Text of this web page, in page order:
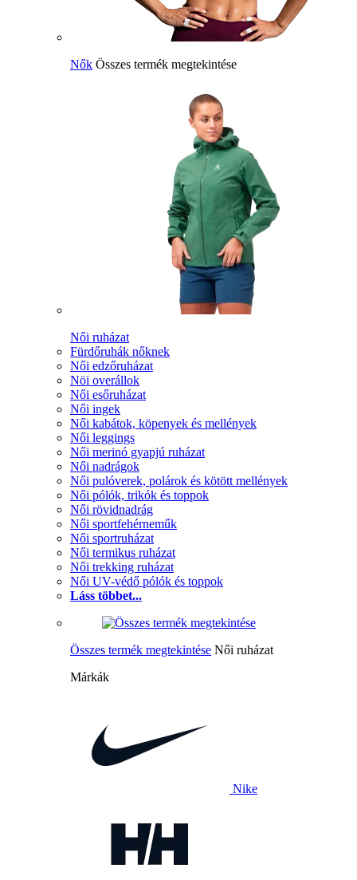
Nők Összes termék megtekintése
Női ruházat
Fürdőruhák nőknek
Női edzőruházat
Nöi overállok
Női esőruházat
Női ingek
Női kabátok, köpenyek és mellények
Női leggings
Női merinó gyapjú ruházat
Női nadrágok
Női pulóverek, polárok és kötött mellények
Női pólók, trikók és toppok
Női rövidnadrág
Női sportfehérneműk
Női sportruházat
Női termikus ruházat
Női trekking ruházat
Női UV-védő pólók és toppok
Láss többet...
Összes termék megtekintése Női ruházat
Márkák
Nike